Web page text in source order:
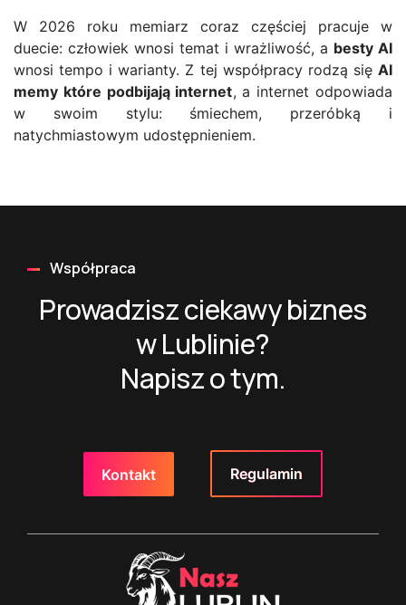
W 2026 roku memiarz coraz częściej pracuje w
duecie: człowiek wnosi temat i wrażliwość, a besty AI
wnosi tempo i warianty. Z tej współpracy rodzą się AI
memy które podbijają internet, a internet odpowiada
w swoim stylu: śmiechem, przeróbką i
natychmiastowym udostępnieniem.
Współpraca
Prowadzisz ciekawy biznes
w Lublinie?
Napisz o tym.
Kontakt Regulamin